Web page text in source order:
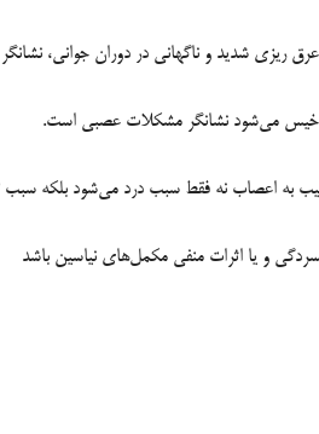
ریزی شدید و ناگهانی در دوران جوانی،
خیس می‌شود نشانگر مشکلات عصبی است.
به اعصاب نه فقط سبب درد می‌شود بلکه سبب
و یا اثرات منفی مکمل‌های نیاسین باشد